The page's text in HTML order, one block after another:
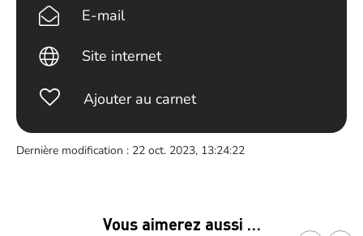
E-mail
Site internet
Ajouter au carnet
Dernière modification : 22 oct. 2023, 13:24:22
Vous aimerez aussi …